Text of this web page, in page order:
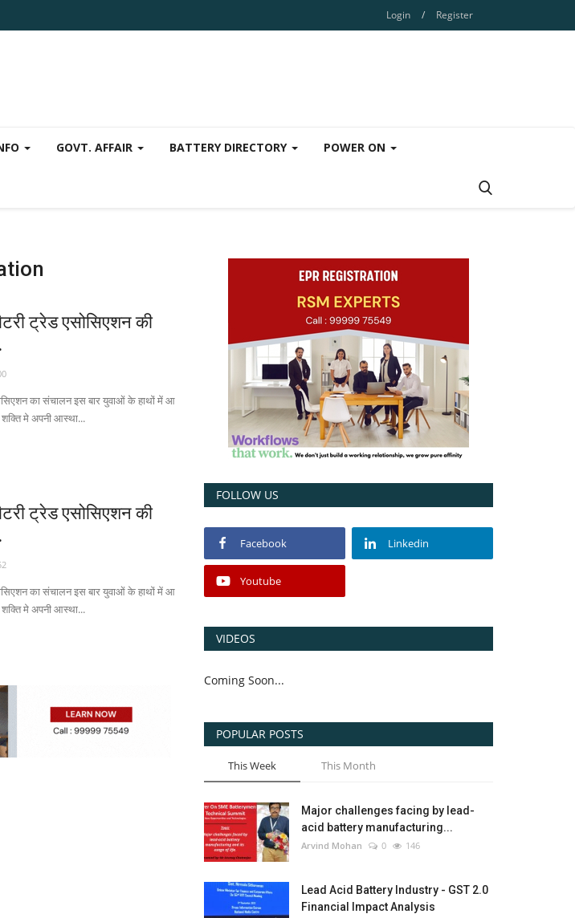
Login / Register
GOVT. AFFAIR BATTERY DIRECTORY POWER ON
ट्रेड एसोसिएशन की
का संचालन इस बार युवाओं के हाथों में आ
मे अपनी आस्था...
ट्रेड एसोसिएशन की
का संचालन इस बार युवाओं के हाथों में आ
मे अपनी आस्था...
FOLLOW US
Facebook Linkedin
Youtube
VIDEOS
Coming Soon...
POPULAR POSTS
This Week This Month
Major challenges facing by lead-
acid battery manufacturing...
Arvind Mohan 0 146
Lead Acid Battery Industry - GST 2.0
Financial Impact Analysis